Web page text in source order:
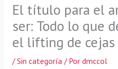
El título para el
ser: Todo lo que
el lifting de
/Sin categoría/ Por dmccol